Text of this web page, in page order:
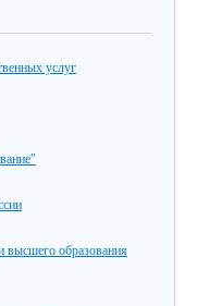
услуг
высшего образования